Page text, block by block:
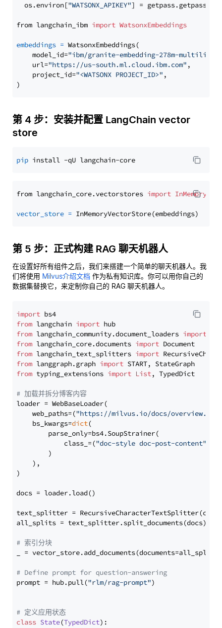
  os.environ[
"WATSONX_APIKEY"] = getpass.getpass(
from langchain_ibm import WatsonxEmbeddings
embeddings = WatsonxEmbeddings(
    model_id=
"ibm/granite-embedding-278m-
    url=
"https://us-south.ml.cloud.ibm.com" ,
    project_id=
"<WATSONX PROJECT_ID>" ,
第 4 步：安装并配置 LangChain vector
store
pip
from langchain_core.vectorstores import
vector_store =
第 5 步：正式构建 RAG 聊天机器人
在设置好所有组件之后，我们来搭建一个简单的聊天机器人。我
们将使用 Milvus介绍文档 作为私有知识库。你可以用你自己的
数据集替换它，来定制你自己的 RAG 聊天机器人。
import
from langchain import
from langchain_community.document_loaders import
from langchain_core.documents import
from langchain_text_splitters import
from langgraph.graph import
from typing_extensions import List, TypedDict
# 加载并拆分博客内容
loader = WebBaseLoader(
    web_paths=(
"https://milvus.io/docs/overview.md"
    bs_kwargs=
dict(
        parse_only=bs4.SoupStrainer(
            class_=(
"doc-style doc-post-content"
        )
    ),
)
docs = loader.load()
text_splitter =
all_splits = text_splitter.split_documents(docs)
# 索引分块
_ = vector_store.add_documents(documents=all_splits)
# Define prompt for question-answering
prompt = hub.pull("rlm/rag-prompt")
# 定义应用状态
class State(TypedDict):